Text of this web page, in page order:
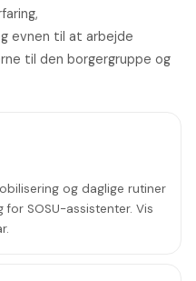
evnen til at arbejde
til den borgergruppe og
og daglige rutiner
SOSU-assistenter. Vis